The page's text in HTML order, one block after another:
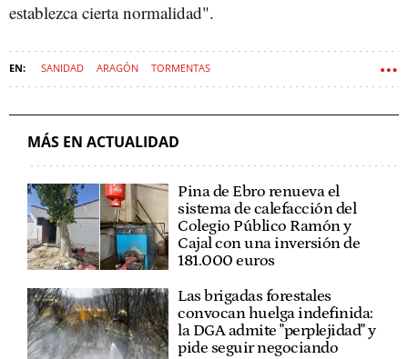
establezca cierta normalidad".
SANIDAD ARAGÓN TORMENTAS
MÁS EN ACTUALIDAD
Pina de Ebro renueva el
sistema de calefacción del
Colegio Público Ramón y
Cajal con una inversión de
181.000 euros
Las brigadas forestales
convocan huelga indefinida:
la DGA admite "perplejidad" y
pide seguir negociando